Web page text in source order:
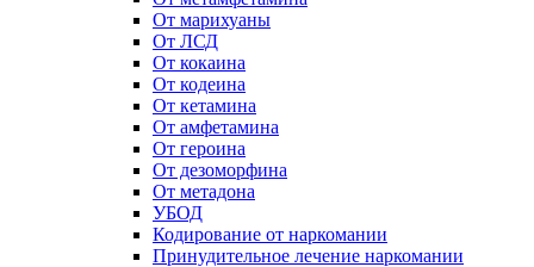
От марихуаны
От ЛСД
От кокаина
От кодеина
От кетамина
От амфетамина
От героина
От дезоморфина
От метадона
УБОД
Кодирование от наркомании
Принудительное лечение наркомании